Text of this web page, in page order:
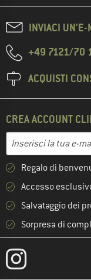
INVIACI UN'E-
+49 7121/70
ACQUISTI
CREA ACCOUNT
Indirizzo e-mail
Inserisci qui il tuo
Regalo di
Accesso
Salvataggio dei
Sorpresa di